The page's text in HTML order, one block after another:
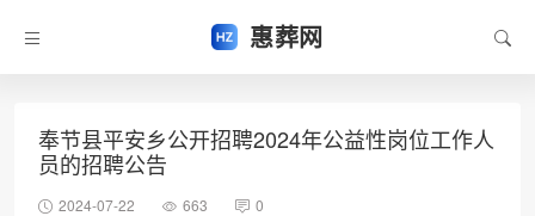
惠葬网
奉节县平安乡公开招聘2024年公益性岗位工作人
员的招聘公告
2024-07-22 663 0